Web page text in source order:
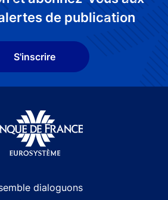
de publication
S'inscrire
dialoguons